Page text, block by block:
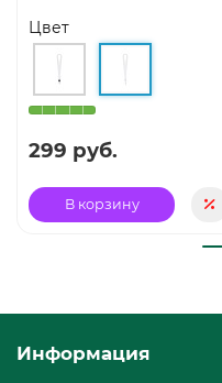
Цвет
299 руб.
В корзину
Информация